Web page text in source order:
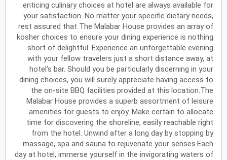
2027
حالأحد نالاثنينثالثلاثاءرالأربعاءخالخميس
ج الجمعةسالسبت
ديسمبر 2027
حالأحد نالاثنينثالثلاثاءرالأربعاءخالخميس
جالجمعةسالسبت
يناير 2028
حالأحد نالاثنينثالثلاثاءرالأربعاءخالخميس
جالجمعةسالسبت
enticing culinary choices at hotel are always available for
your satisfaction. No matter your specific dietary needs,
rest assured that The Malabar House provides an array of
kosher choices to ensure your dining experience is nothing
short of delightful. Experience an unforgettable evening
with your fellow travelers just a short distance away, at
hotel's bar. Should you be particularly discerning in your
dining choices, you will surely appreciate having access to
the on-site BBQ facilities provided at this location.The
Malabar House provides a superb assortment of leisure
amenities for guests to enjoy. Make certain to allocate
time for discovering the shoreline, easily reachable right
from the hotel. Unwind after a long day by stopping by
massage, spa and sauna to rejuvenate your senses.Each
day at hotel, immerse yourself in the invigorating waters of